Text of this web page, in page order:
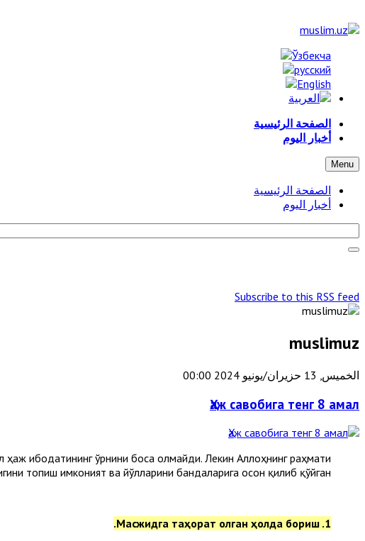
الصفحة الرئيسية
أخبار اليوم
Menu
الصفحة الرئيسية
أخبار اليوم
Subscribe to this RSS feed
muslimuz
الخميس, 13 حزيران/يونيو 2024 00:00
Ҳаж савобига тенг 8 амал
ибодатининг ўрнини боса олмайди. Лекин Аллоҳнинг раҳмати
топиш имконият ва йўлларини бандаларига осон қилиб қўйган.
1. Масжидга таҳорат олган ҳолда бориш.